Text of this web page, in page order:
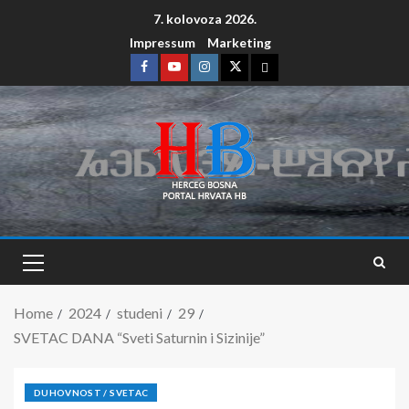
7. kolovoza 2026.
Impressum
Marketing
Home 2024 studeni
29
SVETAC DANA “Sveti Saturnin i Sizinije”
DUHOVNOST / SVETAC